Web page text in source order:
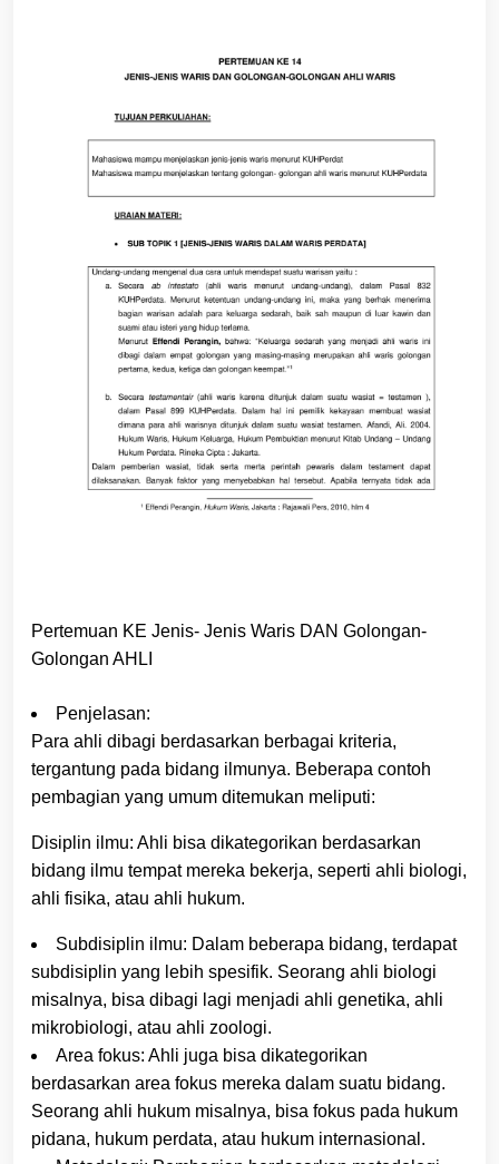
Pertemuan KE Jenis- Jenis Waris DAN Golongan-
Golongan AHLI
Penjelasan:
Para ahli dibagi berdasarkan berbagai kriteria,
tergantung pada bidang ilmunya. Beberapa contoh
pembagian yang umum ditemukan meliputi:
Disiplin ilmu: Ahli bisa dikategorikan berdasarkan
bidang ilmu tempat mereka bekerja, seperti ahli biologi,
ahli fisika, atau ahli hukum.
Subdisiplin ilmu: Dalam beberapa bidang, terdapat
subdisiplin yang lebih spesifik. Seorang ahli biologi
misalnya, bisa dibagi lagi menjadi ahli genetika, ahli
mikrobiologi, atau ahli zoologi.
Area fokus: Ahli juga bisa dikategorikan
berdasarkan area fokus mereka dalam suatu bidang.
Seorang ahli hukum misalnya, bisa fokus pada hukum
pidana, hukum perdata, atau hukum internasional.